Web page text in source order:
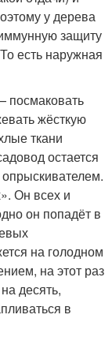
у дерева
защиту
есть наружная
посмаковать
жёсткую
ткани
остается
Он всех и
он попадёт в
на голодном
на этот раз
десять,
в